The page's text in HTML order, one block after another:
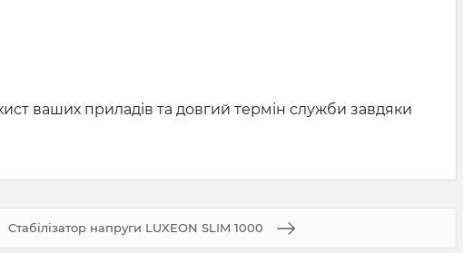
ваших приладів та довгий термін служби завдяки
Стабілізатор напруги LUXEON SLIM 1000